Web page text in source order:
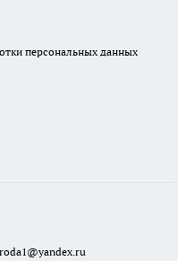
персональных данных